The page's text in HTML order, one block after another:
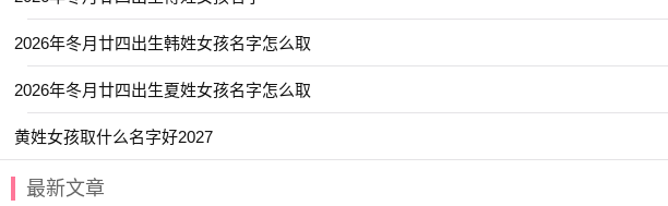
【君越】 【博知】 【嘉承】 【启俊】
【佳昊】 【卓安】 【亚璟】 【凤赞】
【匀庚】 【冬锴】 【哲羽】 【书睿】
【凯钥】 【仲彬】 【博兮】 【卫锋】
2026年冬月廿四出生韩姓女孩名字怎么取
2026年冬月廿四出生夏姓女孩名字怎么取
黄姓女孩取什么名字好2027
最新文章